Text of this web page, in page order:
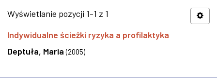
Wyświetlanie pozycji 1-1 z 1
Indywidualne ścieżki ryzyka a profilaktyka
Deptuła, Maria (2005)